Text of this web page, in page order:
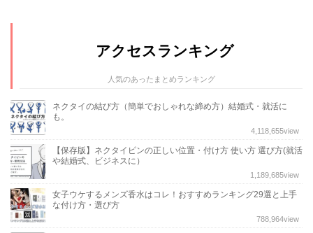
アクセスランキング
人気のあったまとめランキング
ネクタイの結び方（簡単でおしゃれな締め方）結婚式・就活に
も。
4,118,655view
【保存版】ネクタイピンの正しい位置・付け方 使い方 選び方(就活
や結婚式、ビジネスに）
1,189,685view
女子ウケするメンズ香水はコレ！おすすめランキング29選と上手
な付け方・選び方
788,964view